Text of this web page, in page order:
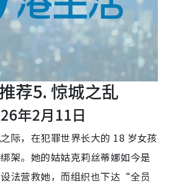
荐5. 惊城之乱
年2月11日
际，在犯罪世界长大的 18 岁女孩
架。她的姑姑克莉丝蒂娜如今是
法营救她，而组织也下达“全员